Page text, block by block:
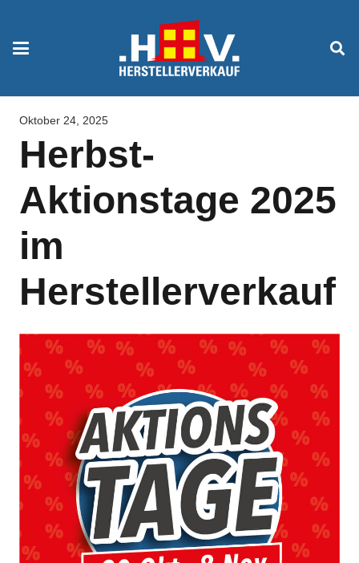
Oktober 24, 2025
Herbst-
Aktionstage 2025
im
Herstellerverkauf